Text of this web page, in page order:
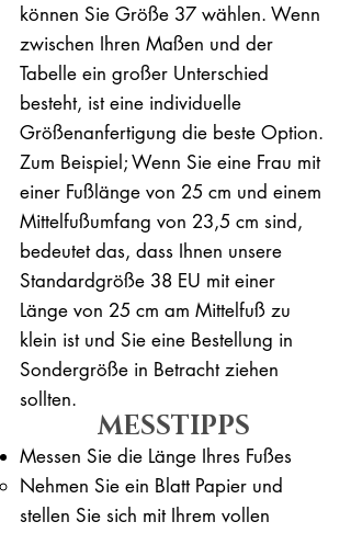
können Sie Größe 37 wählen. Wenn
zwischen Ihren Maßen und der
Tabelle ein großer Unterschied
besteht, ist eine individuelle
Größenanfertigung die beste Option.
Zum Beispiel; Wenn Sie eine Frau mit
einer Fußlänge von 25 cm und einem
Mittelfußumfang von 23,5 cm sind,
bedeutet das, dass Ihnen unsere
Standardgröße 38 EU mit einer
Länge von 25 cm am Mittelfuß zu
klein ist und Sie eine Bestellung in
Sondergröße in Betracht ziehen
sollten.
MESSTIPPS
Messen Sie die Länge Ihres Fußes
Nehmen Sie ein Blatt Papier und
stellen Sie sich mit Ihrem vollen